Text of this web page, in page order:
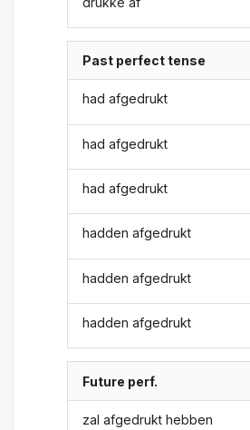
Past perfect tense
had afgedrukt
had afgedrukt
had afgedrukt
hadden afgedrukt
hadden afgedrukt
hadden afgedrukt
Future perf.
zal afgedrukt hebben